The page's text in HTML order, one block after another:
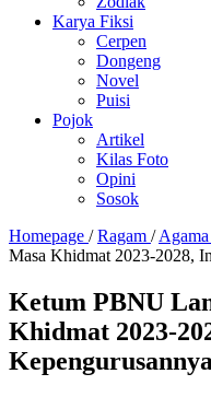
Karya Fiksi
Cerpen
Dongeng
Novel
Puisi
Pojok
Artikel
Kilas Foto
Opini
Sosok
Homepage / Ragam / Agama
Masa Khidmat 2023-2028,
Ketum PBNU
Khidmat 2023-